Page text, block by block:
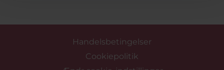
Handelsbetingelser
Cookiepolitik